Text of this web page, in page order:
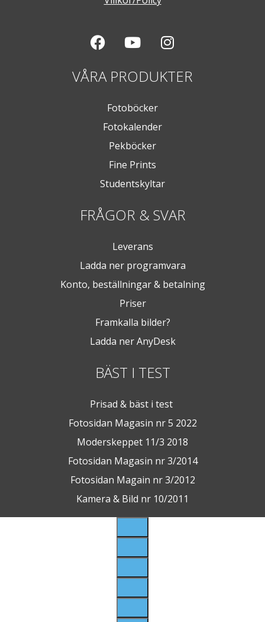
VÅRA PRODUKTER
Fotoböcker
Fotokalender
Pekböcker
Fine Prints
Studentskyltar
FRÅGOR & SVAR
Leverans
Ladda ner programvara
Konto, beställningar & betalning
Priser
Framkalla bilder?
Ladda ner AnyDesk
BÄST I TEST
Prisad & bäst i test
Fotosidan Magasin nr 5 2022
Moderskeppet 11/3 2018
Fotosidan Magasin nr 3/2014
Fotosidan Magain nr 3/2012
Kamera & Bild nr 10/2011